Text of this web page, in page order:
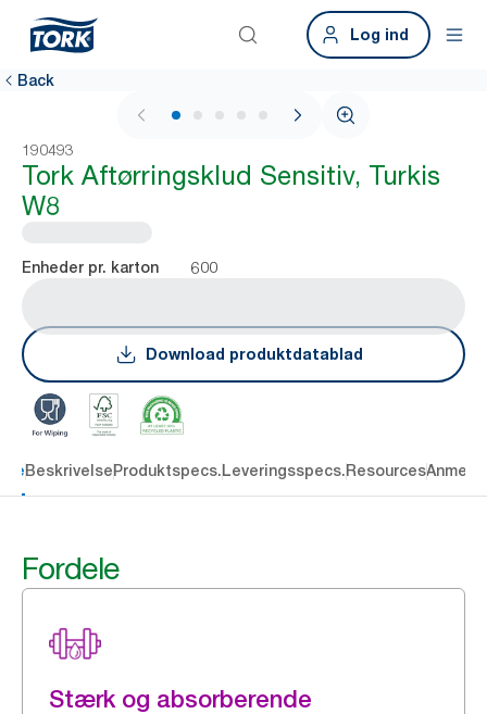
Log ind
Back
1 / 5
190493
Tork Aftørringsklud Sensitiv, Turkis
W8
Enheder pr. karton 600
Download produktdatablad
BeskrivelseProduktspecs.Leveringsspecs.Resources
Fordele
Stærk og absorberende